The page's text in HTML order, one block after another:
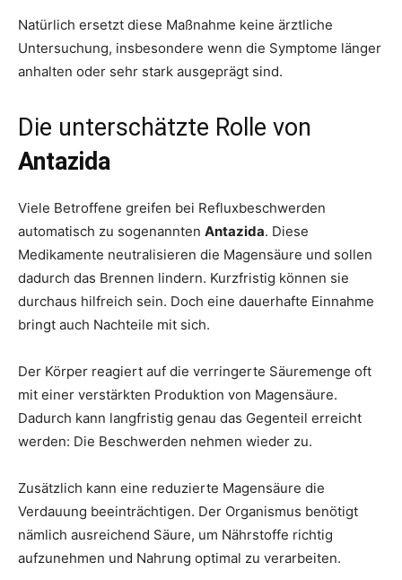
Natürlich ersetzt diese Maßnahme keine ärztliche
Untersuchung, insbesondere wenn die Symptome länger
anhalten oder sehr stark ausgeprägt sind.
Die unterschätzte Rolle von
Antazida
Viele Betroffene greifen bei Refluxbeschwerden
automatisch zu sogenannten Antazida. Diese
Medikamente neutralisieren die Magensäure und sollen
dadurch das Brennen lindern. Kurzfristig können sie
durchaus hilfreich sein. Doch eine dauerhafte Einnahme
bringt auch Nachteile mit sich.
Der Körper reagiert auf die verringerte Säuremenge oft
mit einer verstärkten Produktion von Magensäure.
Dadurch kann langfristig genau das Gegenteil erreicht
werden: Die Beschwerden nehmen wieder zu.
Zusätzlich kann eine reduzierte Magensäure die
Verdauung beeinträchtigen. Der Organismus benötigt
nämlich ausreichend Säure, um Nährstoffe richtig
aufzunehmen und Nahrung optimal zu verarbeiten.